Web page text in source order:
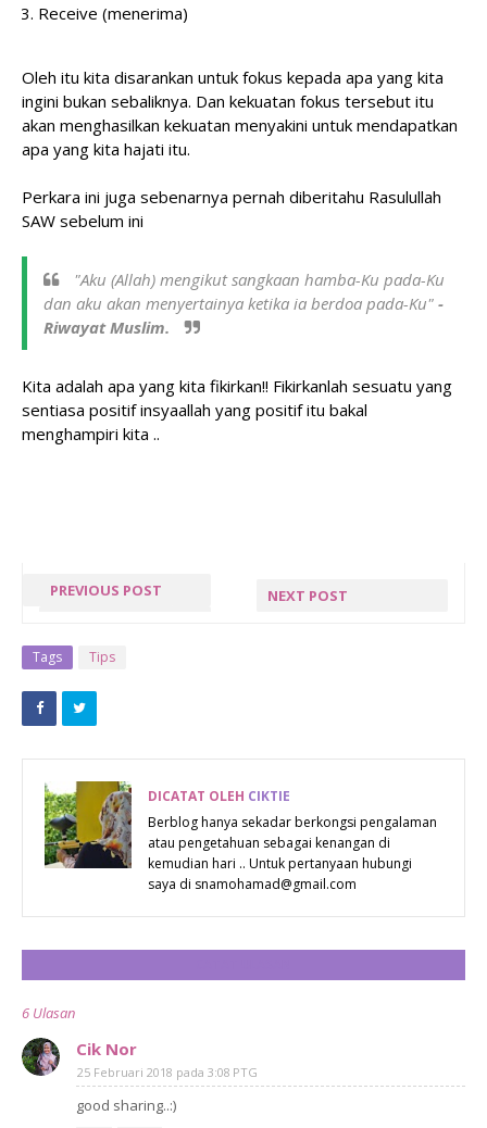
Receive (menerima)
Oleh itu kita disarankan untuk fokus kepada apa yang kita
ingini bukan sebaliknya. Dan kekuatan fokus tersebut itu
akan menghasilkan kekuatan menyakini untuk mendapatkan
apa yang kita hajati itu.
Perkara ini juga sebenarnya pernah diberitahu Rasulullah
SAW sebelum ini
"Aku (Allah) mengikut sangkaan hamba-Ku pada-Ku
dan aku akan menyertainya ketika ia berdoa pada-Ku" -
Riwayat Muslim.
Kita adalah apa yang kita fikirkan!! Fikirkanlah sesuatu yang
sentiasa positif insyaallah yang positif itu bakal
menghampiri kita ..
PREVIOUS POST NEXT POST
Tags Tips
DICATAT OLEH CIKTIE
Berblog hanya sekadar berkongsi pengalaman
atau pengetahuan sebagai kenangan di
kemudian hari .. Untuk pertanyaan hubungi
saya di snamohamad@gmail.com
6 Ulasan
Cik Nor
25 Februari 2018 pada 3:08 PTG
good sharing..:)